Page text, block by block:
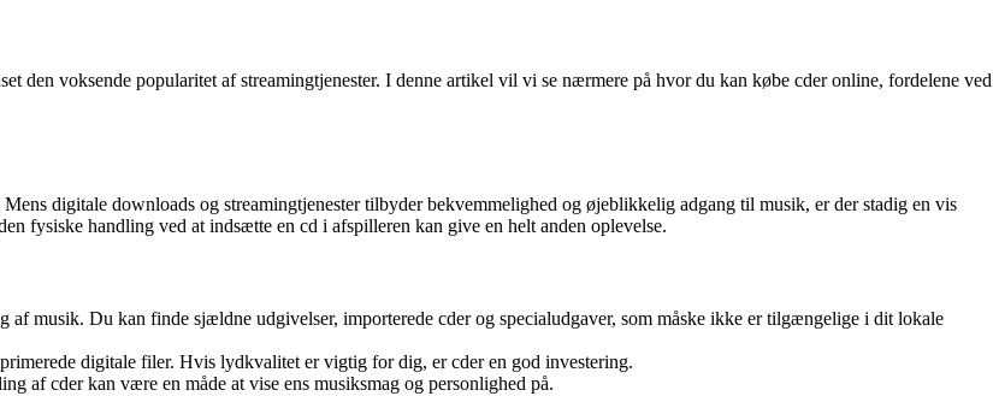
den voksende popularitet af streamingtjenester. I denne artikel vil vi se nærmere på hvor du kan købe cder online, fordelene ved
digitale downloads og streamingtjenester tilbyder bekvemmelighed og øjeblikkelig adgang til musik, er der stadig en vis
fysiske handling ved at indsætte en cd i afspilleren kan give en helt anden oplevelse.
af musik. Du kan finde sjældne udgivelser, importerede cder og specialudgaver, som måske ikke er tilgængelige i dit lokale
digitale filer. Hvis lydkvalitet er vigtig for dig, er cder en god investering.
af cder kan være en måde at vise ens musiksmag og personlighed på.